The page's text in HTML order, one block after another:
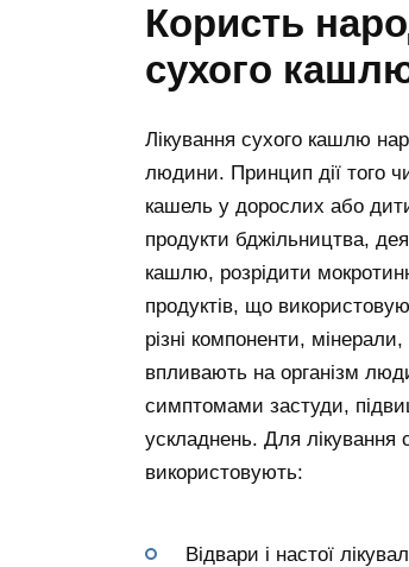
Користь
сухого
Лікування сухого кашлю
людини. Принцип дії того
кашель у дорослих або
продукти бджільництва,
кашлю, розрідити
продуктів, що
різні компоненти,
впливають на організм
симптомами застуди,
ускладнень. Для
використовують:
Відвари і настої